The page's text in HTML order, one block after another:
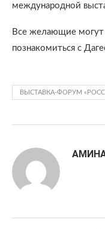
международной
Все желающие могут
познакомиться с
ВЫСТАВКА-ФОРУМ